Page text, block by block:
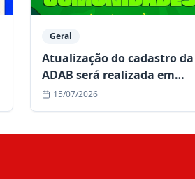
Geral
Atualização do cadastro da
ADAB será realizada em
comunidades rurais de Mairi
durante o mês de julho
15/07/2026